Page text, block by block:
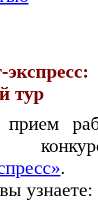
тур
прием
.
узнаете: